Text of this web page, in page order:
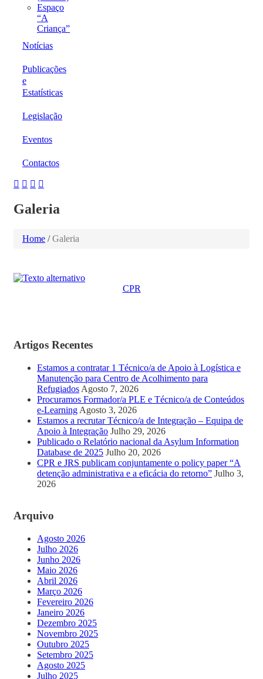
Espaço
“A
Criança”
Notícias
Publicações
e
Estatísticas
Legislação
Eventos
Contactos
Galeria
Home / Galeria
CPR
Artigos Recentes
Estamos a contratar 1 Técnico/a de Apoio à Logística e
Manutenção para Centro de Acolhimento para
Refugiados Agosto 7, 2026
Procuramos Formador/a PLE e Técnico/a de Conteúdos
e-Learning Agosto 3, 2026
Estamos a recrutar Técnico/a de Integração – Equipa de
Apoio à Integração Julho 29, 2026
Publicado o Relatório nacional da Asylum Information
Database de 2025 Julho 20, 2026
CPR e JRS publicam conjuntamente o policy paper “A
detenção administrativa e a eficácia do retorno” Julho 3,
2026
Arquivo
Agosto 2026
Julho 2026
Junho 2026
Maio 2026
Abril 2026
Março 2026
Fevereiro 2026
Janeiro 2026
Dezembro 2025
Novembro 2025
Outubro 2025
Setembro 2025
Agosto 2025
Julho 2025